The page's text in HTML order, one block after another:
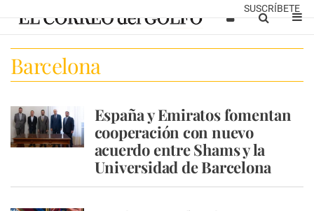
SUSCRÍBETE
Barcelona
España y Emiratos fomentan
cooperación con nuevo
acuerdo entre Shams y la
Universidad de Barcelona